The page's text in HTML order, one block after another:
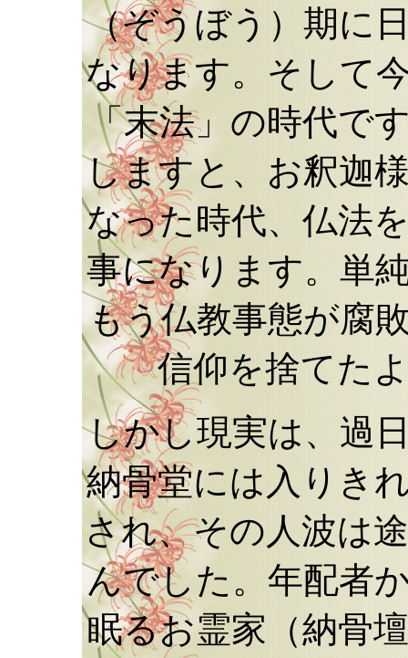
（ぞうぼう）期に
なります。そして
「末法」の時代で
しますと、お釈迦
なった時代、仏法
事になります。単
もう仏教事態が腐
信仰を捨てた
しかし現実は、過
納骨堂には入りき
され、その人波は
んでした。年配者
眠るお霊家（納骨